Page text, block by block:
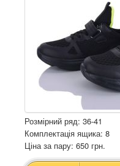
Розмірний ряд: 36-41
Комплектація ящика: 8
Ціна за пару: 650 грн.